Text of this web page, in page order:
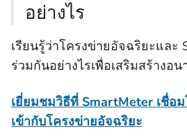
อย่างไร
เรียนรู้ว่าโครงข่ายอัจฉริยะและ
ร่วมกันอย่างไรเพื่อเสริมสร้างอ
เยี่ยมชมวิธีที่ SmartMeter เชื่อม
เข้ากับโครงข่ายอัจฉริยะ